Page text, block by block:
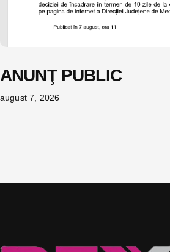
ANUNŢ PUBLIC
august 7, 2026